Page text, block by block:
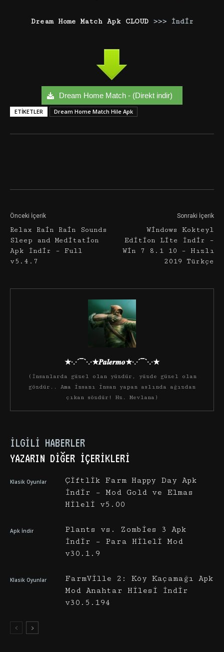
Dream Home Match Apk CLOUD >>> İndir
Dream Home Match - (Direkt indir)
ETIKETLER Dream Home Match Hile Apk
Önceki İçerik
Relax Rain Rain Sounds
Sleep and Meditation
Apk İndir – Full
v5.4.7
Sonraki İçerik
Windows Kokteyl
Edition Lite İndir –
Win 7 8.1 10 – Hızlı
2019 Türkçe
★·.·´¯`·.·★𝑷𝒂𝒍𝒆𝒓𝒎𝒐★·.·´¯`·.·★
(İnsanlarda güzel olan yüzdür, yüzde güzel olan
gözdür.. Ama insanı insan yapan aslında ağızdan
çıkan sözdür! Hz. Mevlana)
İLGILI HABERLER
YAZARIN DIĞER İÇERIKLERI
Klasik Oyunlar
Çiftlik Farm Happy Day Apk
İndir – Mod Gold ve Elmas
Hileli v5.00
Apk İndir
Plants vs. Zombies 3 Apk
İndir – Para Hileli Mod
v30.1.9
Klasik Oyunlar
FarmVille 2: Köy Kaçamağı Apk
Mod Anahtar Hilesi İndir
v30.5.194